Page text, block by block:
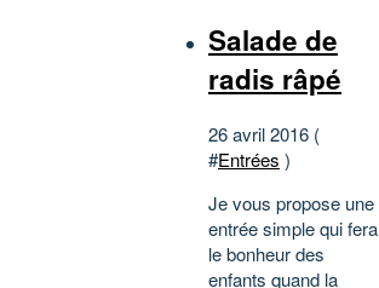
Salade de
radis râpé
26 avril 2016 (
#Entrées )
Je vous propose une
entrée simple qui fera
le bonheur des
enfants quand la